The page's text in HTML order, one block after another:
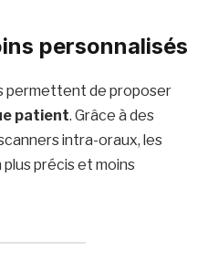
personnalisés
permettent de proposer
patient. Grâce à des
intra-oraux, les
précis et moins